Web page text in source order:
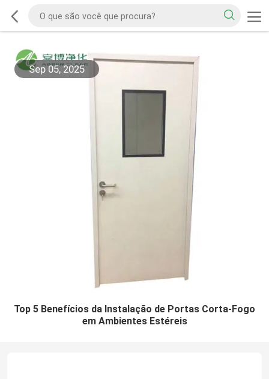
Sep 05, 2025
Top 5 Benefícios da Instalação de Portas Corta-Fogo
em Ambientes Estéreis